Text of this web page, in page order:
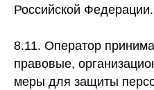
Российской Федерации.
8.11. Оператор
правовые,
меры для защиты